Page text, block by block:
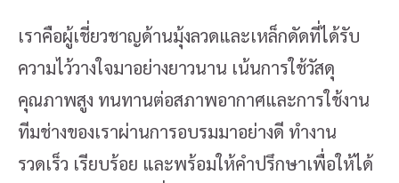
เราคือผู้เชี่ยวชาญด้านมุ้งลวดและเหล็กดัดที่ได้รับ
ความไว้วางใจมาอย่างยาวนาน เน้นการใช้วัสดุ
คุณภาพสูง ทนทานต่อสภาพอากาศและการใช้งาน
ทีมช่างของเราผ่านการอบรมมาอย่างดี ทำงาน
รวดเร็ว เรียบร้อย และพร้อมให้คำปรึกษาเพื่อให้ได้